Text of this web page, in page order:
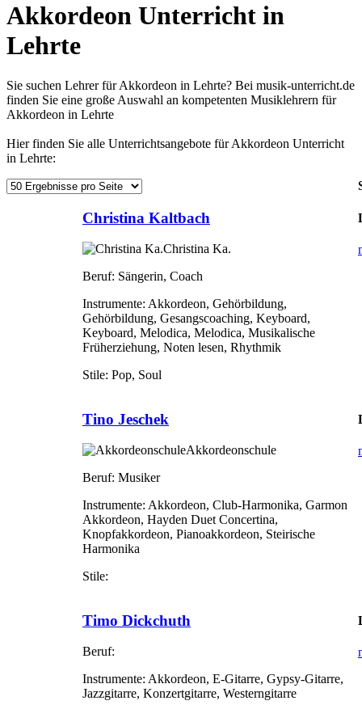
Akkordeon Unterricht in
Lehrte
Sie suchen Lehrer für Akkordeon in Lehrte? Bei musik-unterricht.de
finden Sie eine große Auswahl an kompetenten Musiklehrern für
Akkordeon in Lehrte
Hier finden Sie alle Unterrichtsangebote für Akkordeon Unterricht
in Lehrte:
Christina Kaltbach
Christina Ka.
Beruf: Sängerin, Coach
Instrumente: Akkordeon, Gehörbildung,
Gehörbildung, Gesangscoaching, Keyboard,
Keyboard, Melodica, Melodica, Musikalische
Früherziehung, Noten lesen, Rhythmik
Stile: Pop, Soul
Tino Jeschek
Akkordeonschule
Beruf: Musiker
Instrumente: Akkordeon, Club-Harmonika, Garmon
Akkordeon, Hayden Duet Concertina,
Knopfakkordeon, Pianoakkordeon, Steirische
Harmonika
Stile:
Timo Dickchuth
Beruf:
Instrumente: Akkordeon, E-Gitarre, Gypsy-Gitarre,
Jazzgitarre, Konzertgitarre, Westerngitarre